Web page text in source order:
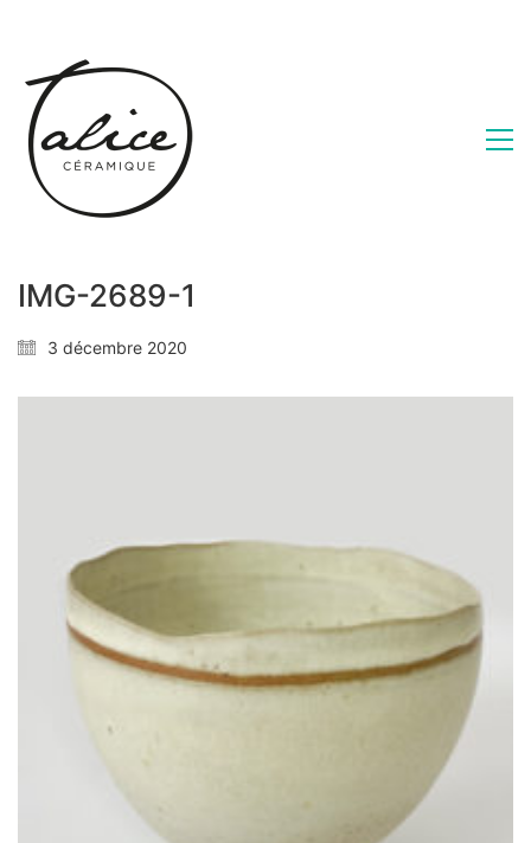
IMG-2689-1
3 décembre 2020